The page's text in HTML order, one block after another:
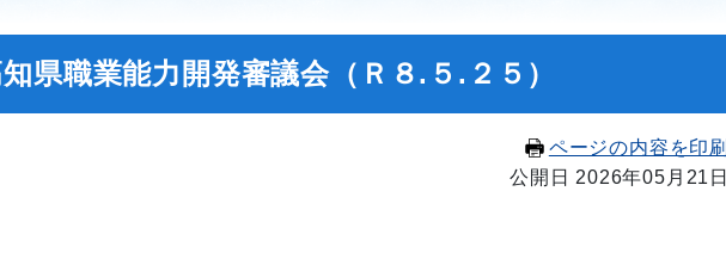
県職業能力開発審議会（Ｒ８.５.２５）
ページの内容を印刷
公開日 2026年05月21日